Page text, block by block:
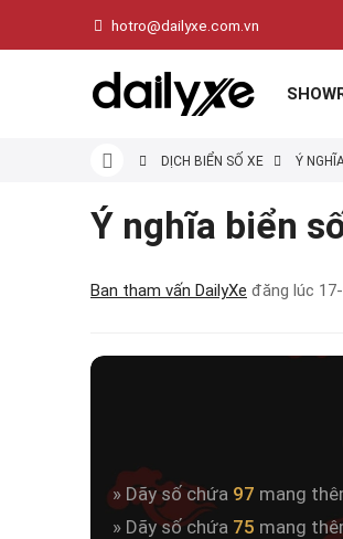
hotro@dailyxe.com.vn
DỊCH BIỂN SỐ XE Ý
Ý nghĩa biển
Ban tham vấn DailyXe đăng lúc
» Dãy số chứa 97 mang
» Dãy số chứa 75 mang